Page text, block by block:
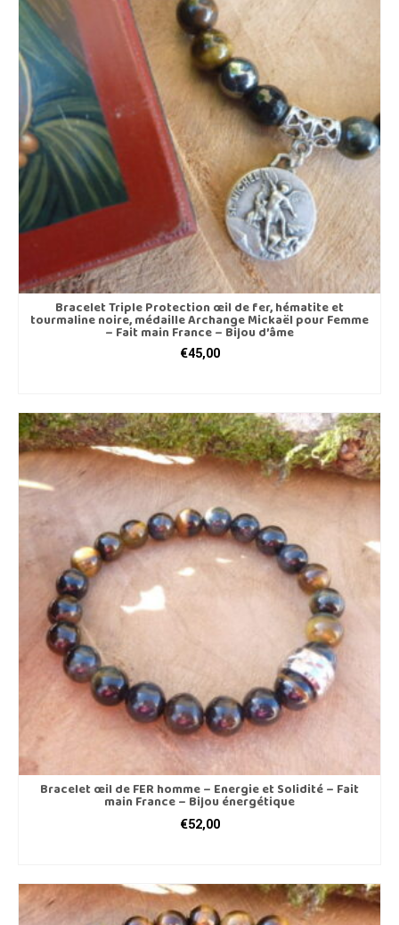
Les
options
peuvent
être
choisies
sur
page
du
produit
Bracelet Triple Protection œil de fer, hématite et
tourmaline noire, médaille Archange Mickaël pour Femme
– Fait main France – Bijou d’âme
€45,00
produit
a
plusieurs
variations.
Les
options
peuvent
être
choisies
Bracelet œil de FER homme – Energie et Solidité – Fait
main France – Bijou énergétique
€52,00
produit
a